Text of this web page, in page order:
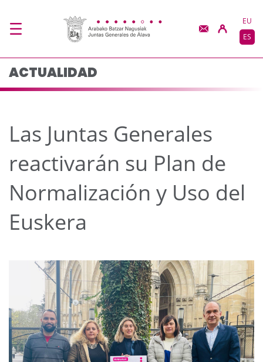
Las Juntas GeneralesEU
ES
ACTUALIDAD
Las Juntas Generales
reactivarán su Plan de
Normalización y Uso del
Euskera